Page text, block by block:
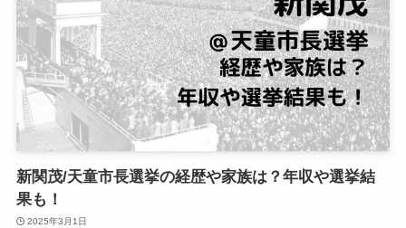
新関茂/天童市長選挙の経歴や家族は？年収や選挙結
果も！
2025年3月1日